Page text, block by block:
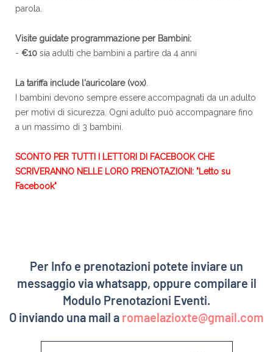
parola.
Visite guidate programmazione per Bambini:
- €10 sia adulti che bambini a partire da 4 anni
La tariffa include l'auricolare (vox).
I bambini devono sempre essere accompagnati da un adulto
per motivi di sicurezza. Ogni adulto può accompagnare fino
a un massimo di 3 bambini.
SCONTO PER TUTTI I LETTORI DI FACEBOOK CHE
SCRIVERANNO NELLE LORO PRENOTAZIONI: "Letto su
Facebook"
Per Info e prenotazioni potete inviare un
messaggio via whatsapp, oppure compilare il
Modulo Prenotazioni Eventi.
O inviando una mail a romaelazioxte@gmail.com